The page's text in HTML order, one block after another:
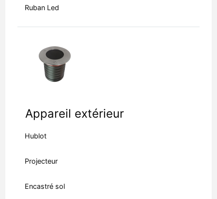
Ruban Led
Appareil extérieur
Hublot
Projecteur
Encastré sol